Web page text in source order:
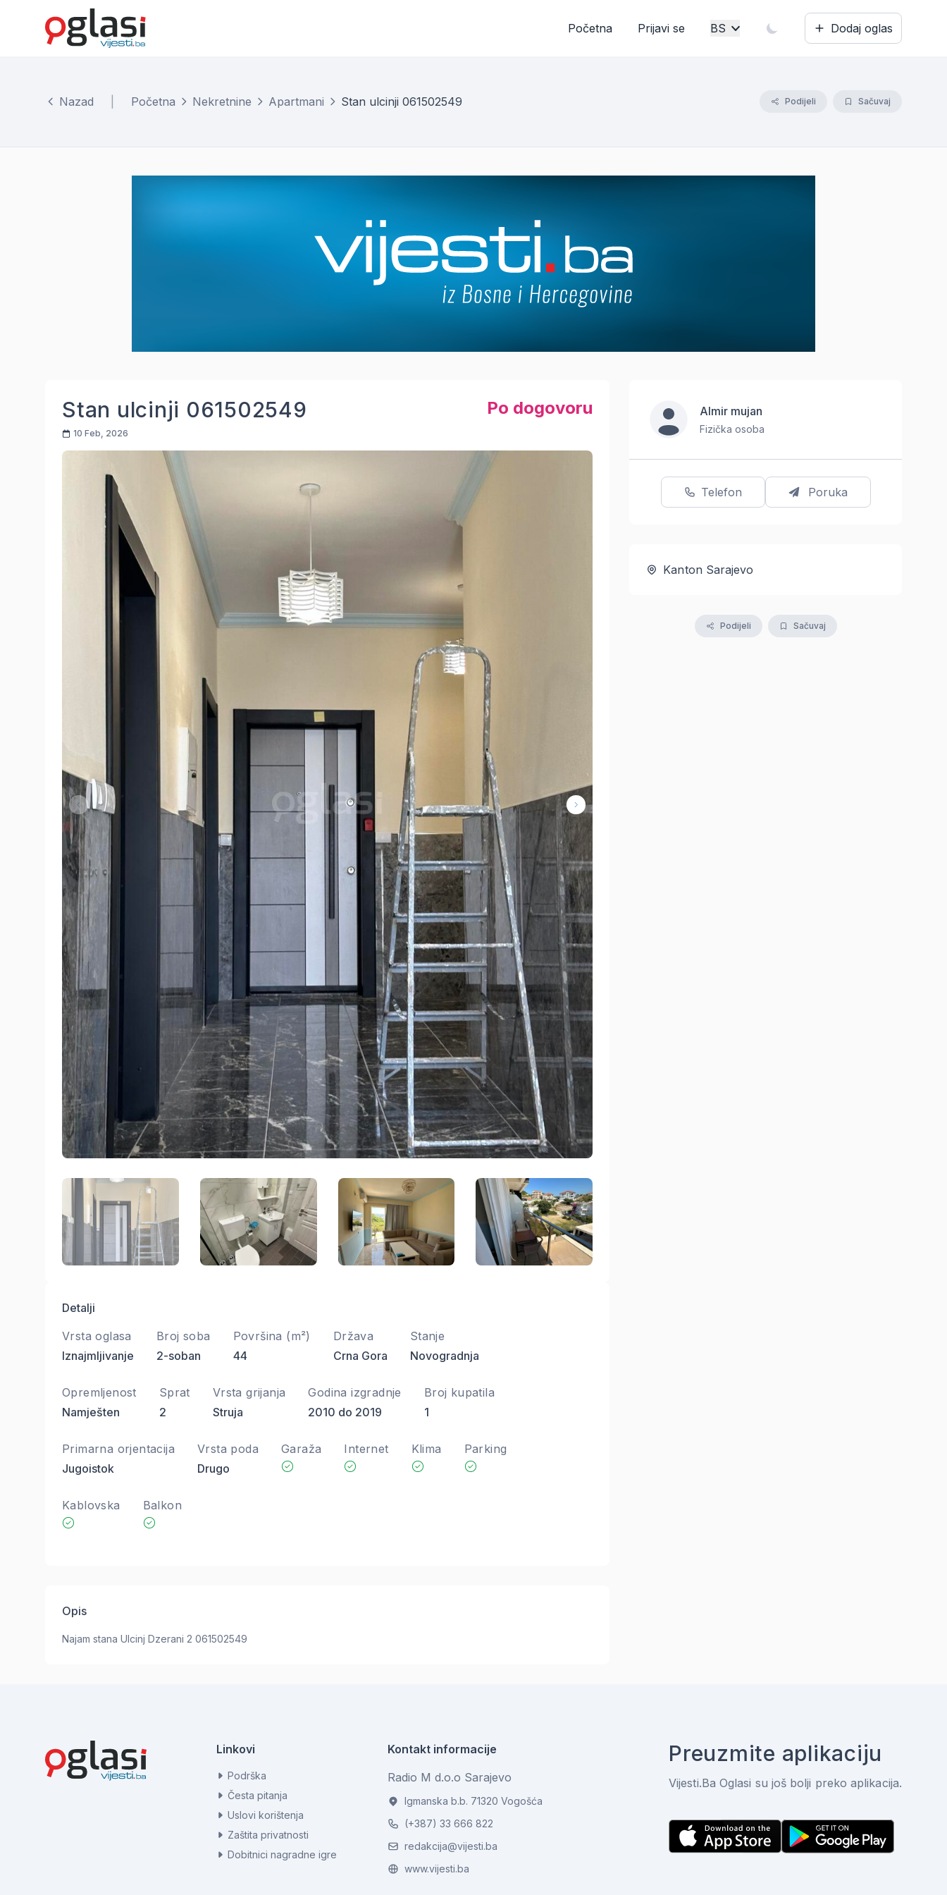
Početna Prijavi se BS Dodaj oglas
Nazad Početna Nekretnine Apartmani Stan ulcinji 061502549 Podijeli Sačuvaj
Stan ulcinji 061502549
10 Feb, 2026
Po dogovoru
Detalji
Vrsta oglasa
Iznajmljivanje
Broj soba
2-soban
Površina (m²)
44
Država
Crna Gora
Stanje
Novogradnja
Opremljenost
Namješten
Sprat
2
Vrsta grijanja
Struja
Godina izgradnje
2010 do 2019
Broj kupatila
1
Primarna orjentacija
Jugoistok
Vrsta poda
Drugo
Garaža Internet Klima Parking
Kablovska Balkon
Opis
Najam stana Ulcinj Dzerani 2 061502549
Almir mujan
Fizička osoba
Telefon Poruka
Kanton Sarajevo
Podijeli Sačuvaj
Linkovi
Podrška
Česta pitanja
Uslovi korištenja
Zaštita privatnosti
Dobitnici nagradne igre
Kontakt informacije
Radio M d.o.o Sarajevo
Igmanska b.b. 71320 Vogošća
(+387) 33 666 822
redakcija@vijesti.ba
www.vijesti.ba
Preuzmite aplikaciju
Vijesti.Ba Oglasi su još bolji preko aplikacija.